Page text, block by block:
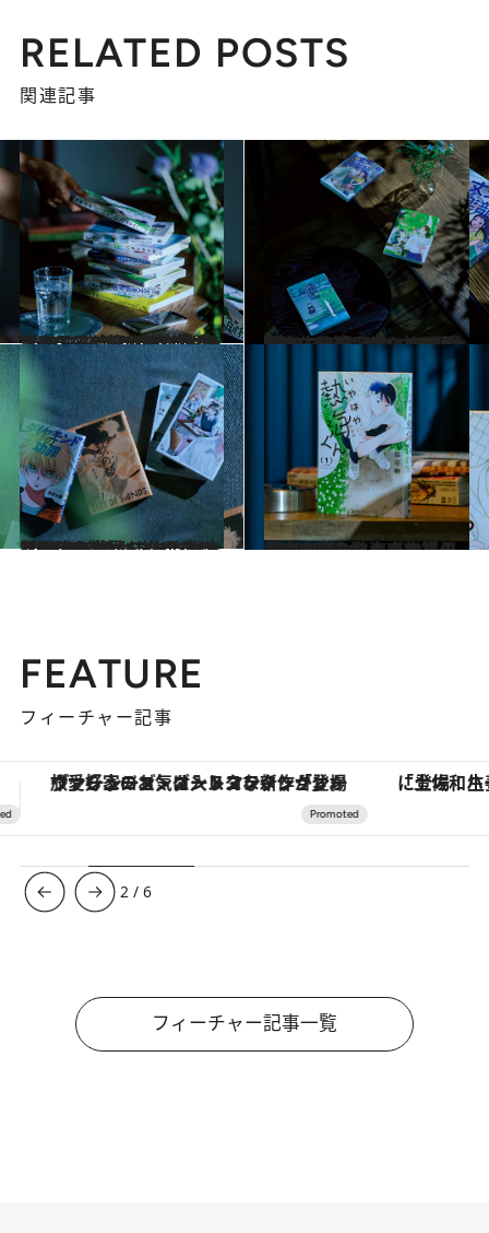
RELATED POSTS
関連記事
2023.9.7
【CREA夜ふかしマンガ大賞2023】今年のベスト10発表！＜前篇＞第1位はモテる男子の悩める恋物語
カルチャー 2023.9.7
【CREA夜ふかしマンガ大賞2023】今年のベスト10発表＜後篇＞鳥なの…？謎の生物の日常に皆が夢中
カルチャー
2023.9.17
【CREA夜ふかしマンガ大賞2023】 熱いコメントとともに11位～15位発表 少年野球の世界を描くあの話題作も！
カルチャー 2023.9.7
「夜ふかしマンガ大賞2023」第1位！ モテる男子のままならぬ恋物語 『いやはや熱海くん』の魅力とは？
カルチャー
FEATURE
フィーチャー記事
「土佐和ハーブかき氷」がOMO7高知に登場！生姜、山椒、大葉など目にも舌にも涼を呼ぶ郷土の味
3 /6
フィーチャー記事一覧